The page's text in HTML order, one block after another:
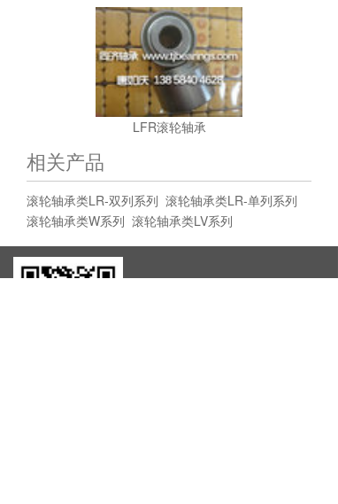
LFR滚轮轴承
相关产品
滚轮轴承类LR-双列系列 滚轮轴承类LR-单列系列
滚轮轴承类W系列 滚轮轴承类LV系列